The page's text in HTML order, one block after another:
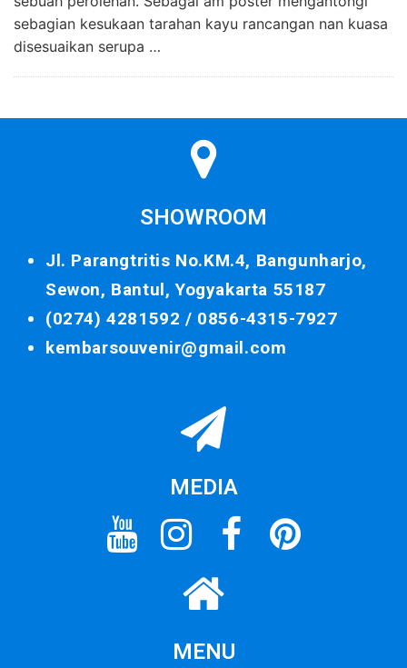
sebagian kesukaan tarahan kayu rancangan nan kuasa
disesuaikan serupa …
SHOWROOM
Jl. Parangtritis No.KM.4, Bangunharjo,
Sewon, Bantul, Yogyakarta 55187
(0274) 4281592 / 0856-4315-7927
kembarsouvenir@gmail.com
MEDIA
MENU